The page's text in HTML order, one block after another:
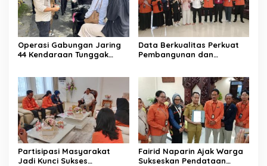
Operasi Gabungan Jaring
44 Kendaraan Tunggak
Data Berkualitas Perkuat
Pembangunan dan
Partisipasi Masyarakat
Jadi Kunci Sukses
Fairid Naparin Ajak Warga
Sukseskan Pendataan